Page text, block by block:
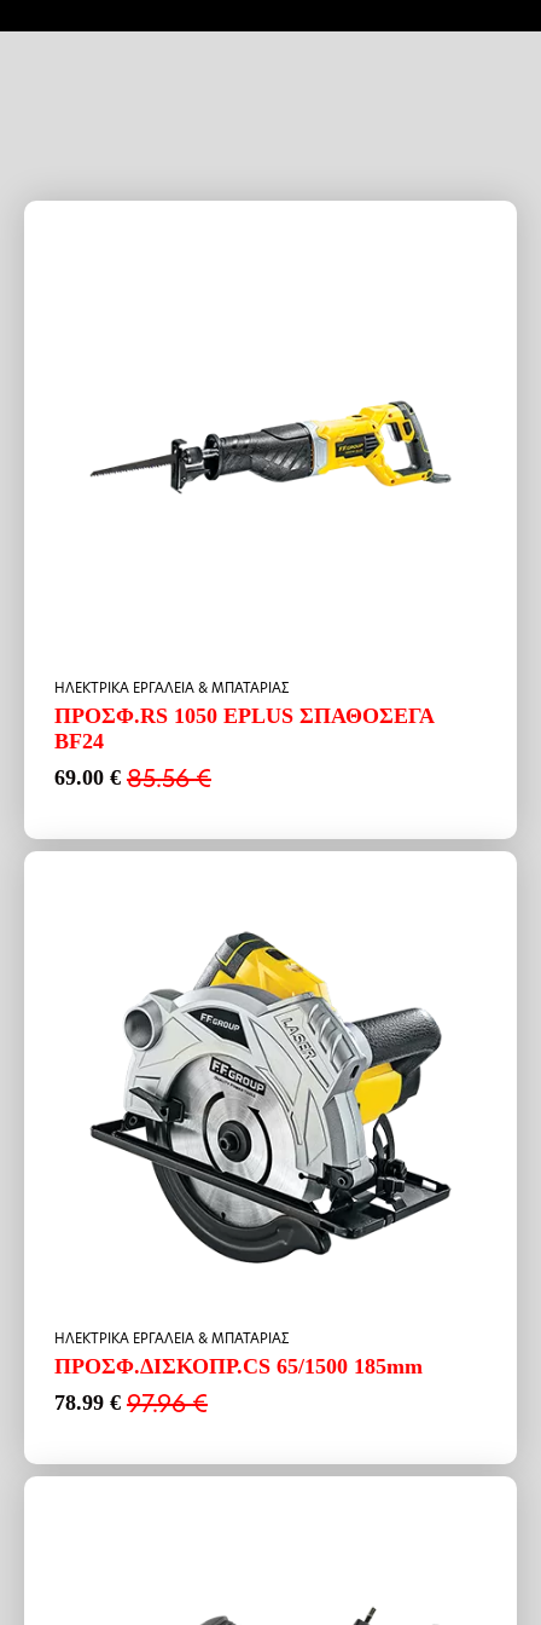
HΛΕΚΤΡΙΚΑ ΕΡΓΑΛΕΙΑ & ΜΠΑΤΑΡΙΑΣ
ΠΡΟΣΦ.RS 1050 EPLUS ΣΠΑΘOΣΕΓΑ
BF24
85.56€
Original
85.56 €.
69.00 €
Η
είναι:
HΛΕΚΤΡΙΚΑ ΕΡΓΑΛΕΙΑ & ΜΠΑΤΑΡΙΑΣ
ΠΡΟΣΦ.ΔΙΣΚΟΠΡ.CS 65/1500 185mm
97.96€
Original
97.96 €.
78.99 €
Η
είναι: